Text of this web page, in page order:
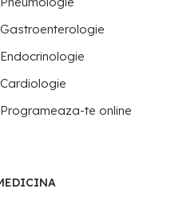
Gastroenterologie
Endocrinologie
Cardiologie
Programeaza-te online